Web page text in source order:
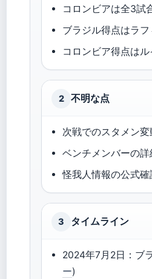
コロンビアは全3試
ブラジル得点はラ
コロンビア得点は
2 不明な点
次戦でのスタメン
ベンチメンバーの
怪我人情報の公式確
3 タイムライン
2024年7月2日：ブ
ー)